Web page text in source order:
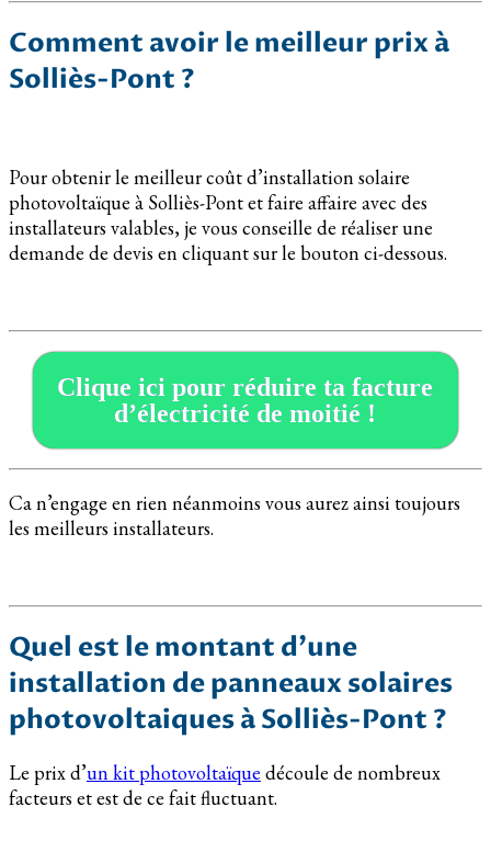
Comment avoir le meilleur prix à
Solliès-Pont ?
Pour obtenir le meilleur coût d’installation solaire
photovoltaïque à Solliès-Pont et faire affaire avec des
installateurs valables, je vous conseille de réaliser une
demande de devis en cliquant sur le bouton ci-dessous.
Clique ici pour réduire ta facture
d’électricité de moitié !
Ca n’engage en rien néanmoins vous aurez ainsi toujours
les meilleurs installateurs.
Quel est le montant d’une
installation de panneaux solaires
photovoltaiques à Solliès-Pont ?
Le prix d’un kit photovoltaïque découle de nombreux
facteurs et est de ce fait fluctuant.